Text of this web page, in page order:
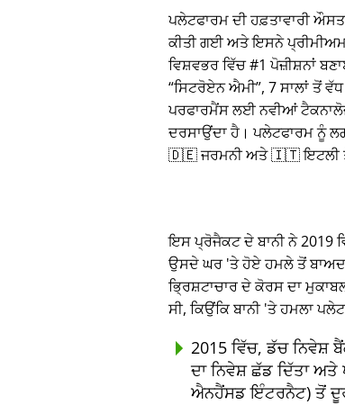
ਪਲੇਟਫਾਰਮ ਦੀ ਹਫ਼ਤਾਵਾਰੀ
ਕੀਤੀ ਗਈ ਅਤੇ ਇਸਨੇ
ਵਿਸ਼ਵਭਰ ਵਿੱਚ #1 ਪੋਜ਼ੀਸ਼ਨਾਂ
ਸਿਟਰੋਏਨ ਐਮੀ , 7 ਸਾਲਾਂ ਤੋਂ
ਪਰਫਾਰਮੈਂਸ ਲਈ ਨਵੀਆਂ
ਦਰਸਾਉਂਦਾ ਹੈ। ਪਲੇਟਫਾਰਮ ਨੂੰ
🇩🇪 ਜਰਮਨੀ ਅਤੇ 🇮🇹 ਇਟਲੀ
ਇਸ ਪ੍ਰੋਜੈਕਟ ਦੇ ਬਾਨੀ ਨੇ 2019
ਉਸਦੇ ਘਰ 'ਤੇ ਹੋਏ ਹਮਲੇ ਤੋਂ
ਭ੍ਰਿਸ਼ਟਾਚਾਰ ਦੇ ਕੋਰਸ ਦਾ
ਸੀ, ਕਿਉਂਕਿ ਬਾਨੀ 'ਤੇ ਹਮਲਾ
2015 ਵਿੱਚ, ਡੱਚ ਨਿਵੇਸ਼
ਦਾ ਨਿਵੇਸ਼ ਛੱਡ ਦਿੱਤਾ
ਐਨਹੈਂਸਡ ਇੰਟਰਨੈਟ) ਤੋਂ